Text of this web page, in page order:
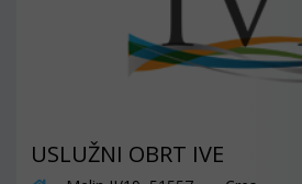
USLUŽNI OBRT IVE